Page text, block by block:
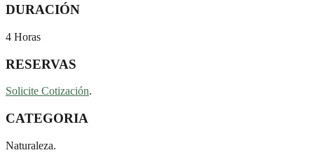
DURACIÓN
4 Horas
RESERVAS
Solicite Cotización.
CATEGORIA
Naturaleza.